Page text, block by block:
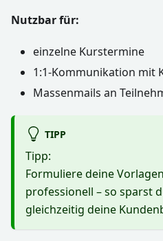
Nutzbar für:
einzelne Kurstermine
1:1-Kommunikation mit
Massenmails an
TIPP
Tipp:
Formuliere deine
professionell – so sparst
gleichzeitig deine